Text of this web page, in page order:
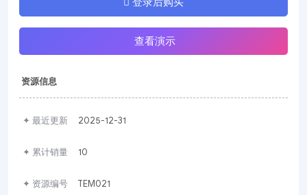
查看演示
资源信息
✦ 最近更新 2025-12-31
✦ 累计销量 10
✦ 资源编号 TEM021